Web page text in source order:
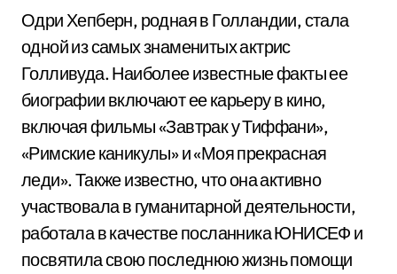
Одри Хепберн, родная в Голландии, стала
одной из самых знаменитых актрис
Голливуда. Наиболее известные факты ее
биографии включают ее карьеру в кино,
включая фильмы «Завтрак у Тиффани»,
«Римские каникулы» и «Моя прекрасная
леди». Также известно, что она активно
участвовала в гуманитарной деятельности,
работала в качестве посланника ЮНИСЕФ и
посвятила свою последнюю жизнь помощи